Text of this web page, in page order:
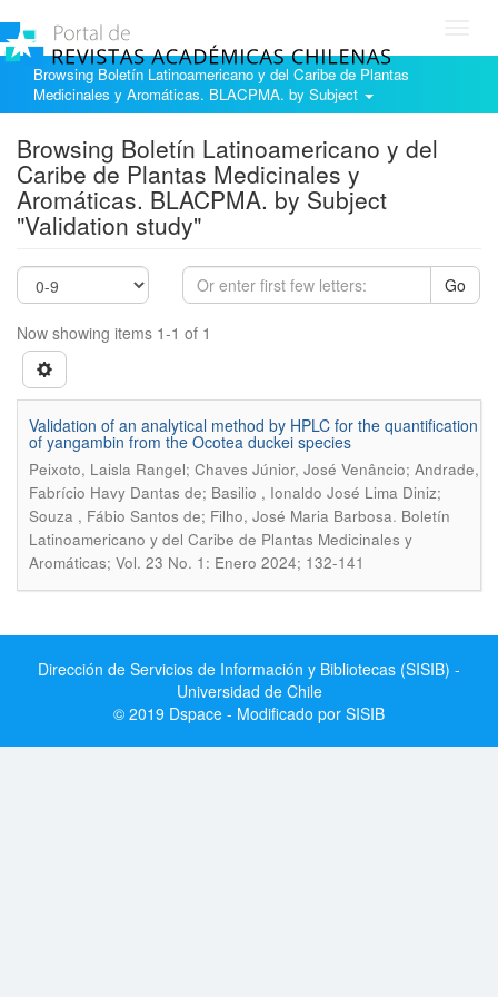
Browsing Boletín Latinoamericano y del Caribe de Plantas
Medicinales y Aromáticas. BLACPMA. by Subject
Browsing Boletín Latinoamericano y del
Caribe de Plantas Medicinales y
Aromáticas. BLACPMA. by Subject
"Validation study"
Go
Now showing items 1-1 of 1
Validation of an analytical method by HPLC for the quantification
of yangambin from the Ocotea duckei species
Peixoto, Laisla Rangel; Chaves Júnior, José Venâncio; Andrade,
Fabrício Havy Dantas de; Basilio , Ionaldo José Lima Diniz;
Souza , Fábio Santos de; Filho, José Maria Barbosa. Boletín
Latinoamericano y del Caribe de Plantas Medicinales y
Aromáticas; Vol. 23 No. 1: Enero 2024; 132-141
Dirección de Servicios de Información y Bibliotecas (SISIB) -
Universidad de Chile
© 2019 Dspace - Modificado por SISIB